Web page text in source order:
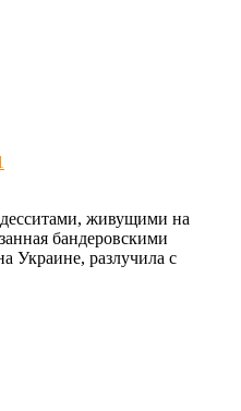
живущими на
бандеровскими
Украине, разлучила с